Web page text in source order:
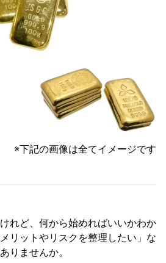
※下記の画像は全てイメージです
れど、何から始めればいいかわか
リットやリスクを整理したい」な
りませんか。